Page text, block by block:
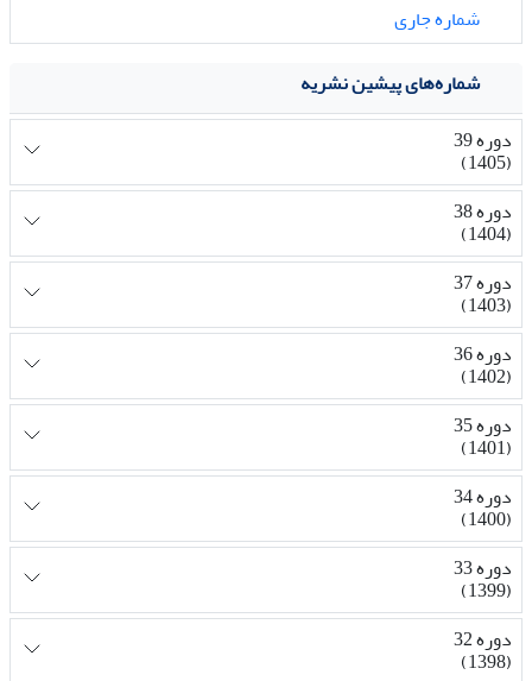
شماره جاری
شماره‌های پیشین نشریه
دوره 39
(1405)
دوره 38
(1404)
دوره 37
(1403)
دوره 36
(1402)
دوره 35
(1401)
دوره 34
(1400)
دوره 33
(1399)
دوره 32
(1398)